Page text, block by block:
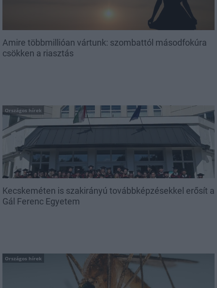
Amire többmillióan vártunk: szombattól másodfokúra
csökken a riasztás
Országos hírek
Kecskeméten is szakirányú továbbképzésekkel erősít a
Gál Ferenc Egyetem
Országos hírek